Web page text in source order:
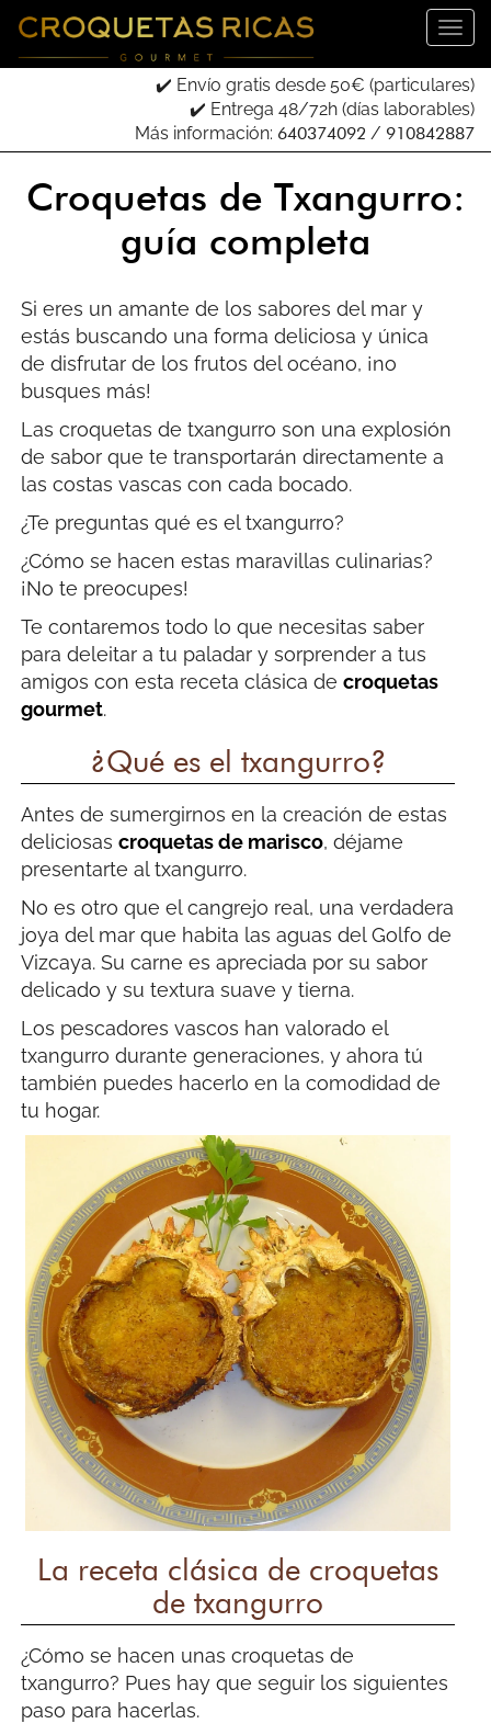
✔️ Envío gratis desde 50€ (particulares)
✔️ Entrega 48/72h (días laborables)
Más información: 640374092 / 910842887
Croquetas de Txangurro:
guía completa
Si eres un amante de los sabores del mar y
estás buscando una forma deliciosa y única
de disfrutar de los frutos del océano, ¡no
busques más!
Las croquetas de txangurro son una explosión
de sabor que te transportarán directamente a
las costas vascas con cada bocado.
¿Te preguntas qué es el txangurro?
¿Cómo se hacen estas maravillas culinarias?
¡No te preocupes!
Te contaremos todo lo que necesitas saber
para deleitar a tu paladar y sorprender a tus
amigos con esta receta clásica decroquetas
gourmet.
¿Qué es el txangurro?
Antes de sumergirnos en la creación de estas
deliciosascroquetas de marisco, déjame
presentarte al txangurro.
No es otro que el cangrejo real, una verdadera
joya del mar que habita las aguas del Golfo de
Vizcaya. Su carne es apreciada por su sabor
delicado y su textura suave y tierna.
Los pescadores vascos han valorado el
txangurro durante generaciones, y ahora tú
también puedes hacerlo en la comodidad de
tu hogar.
La receta clásica de croquetas
de txangurro
¿Cómo se hacen unas croquetas de
txangurro? Pues hay que seguir los siguientes
paso para hacerlas.
Introduce tu email para recibir tu código descuento:
He leído, entendido y acepto los términos de su
Odio las croquetas